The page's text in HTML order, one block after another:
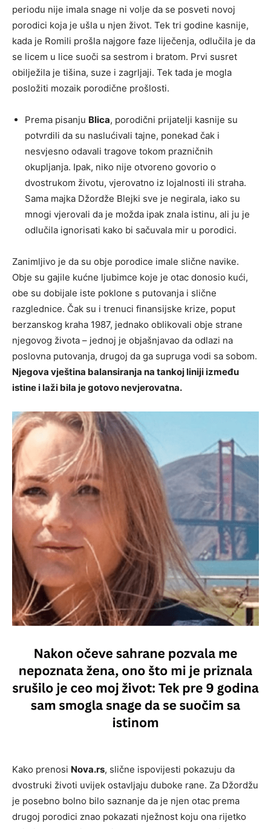
periodu nije imala snage ni volje da se posveti novoj
porodici koja je ušla u njen život. Tek tri godine kasnije,
kada je Romili prošla najgore faze liječenja, odlučila je da
se licem u lice suoči sa sestrom i bratom. Prvi susret
obilježila je tišina, suze i zagrljaji. Tek tada je mogla
posložiti mozaik porodične prošlosti.
Prema pisanju Blica, porodični prijatelji kasnije su
potvrdili da su naslućivali tajne, ponekad čak i
nesvjesno odavali tragove tokom prazničnih
okupljanja. Ipak, niko nije otvoreno govorio o
dvostrukom životu, vjerovatno iz lojalnosti ili straha.
Sama majka Džordže Blejki sve je negirala, iako su
mnogi vjerovali da je možda ipak znala istinu, ali ju je
odlučila ignorisati kako bi sačuvala mir u porodici.
Zanimljivo je da su obje porodice imale slične navike.
Obje su gajile kućne ljubimce koje je otac donosio kući,
obe su dobijale iste poklone s putovanja i slične
razglednice. Čak su i trenuci finansijske krize, poput
berzanskog kraha 1987, jednako oblikovali obje strane
njegovog života – jednoj je objašnjavao da odlazi na
poslovna putovanja, drugoj da ga supruga vodi sa sobom.
Njegova vještina balansiranja na tankoj liniji između
istine i laži bila je gotovo nevjerovatna.
Kako prenosi Nova.rs, slične ispovijesti pokazuju da
dvostruki životi uvijek ostavljaju duboke rane. Za Džordžu
je posebno bolno bilo saznanje da je njen otac prema
drugoj porodici znao pokazati nježnost koju ona rijetko